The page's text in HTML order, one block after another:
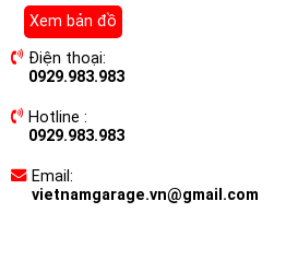
Xem bản đồ
Điện thoại:
0929.983.983
Hotline :
0929.983.983
Email:
vietnamgarage.vn@gmail.com